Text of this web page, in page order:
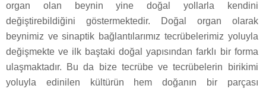
organ olan beynin yine doğal yollarla kendini
değiştirebildiğini göstermektedir. Doğal organ olarak
beynimiz ve sinaptik bağlantılarımız tecrübelerimiz yoluyla
değişmekte ve ilk baştaki doğal yapısından farklı bir forma
ulaşmaktadır. Bu da bize tecrübe ve tecrübelerin birikimi
yoluyla edinilen kültürün hem doğanın bir parçası